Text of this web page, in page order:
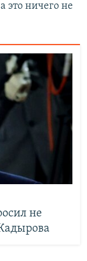
это ничего не
не